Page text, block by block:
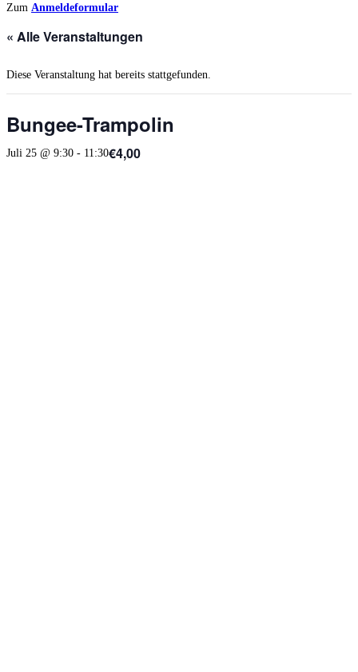
Zum Anmeldeformular
« Alle Veranstaltungen
Diese Veranstaltung hat bereits stattgefunden.
Bungee-Trampolin
Juli 25 @ 9:30 - 11:30€4,00